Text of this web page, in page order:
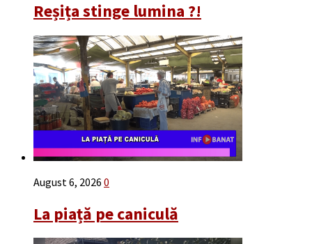
Reșița stinge lumina ?!
August 6, 2026 0
La piață pe caniculă